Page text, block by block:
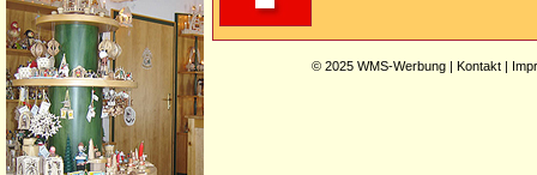
© 2025 WMS-Werbung | Kontakt |